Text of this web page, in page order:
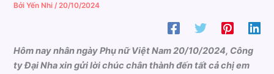
BởiYến Nhi /20/10/2024
Hôm nay nhân ngày Phụ nữ Việt Nam 20/10/2024, Công
ty Đại Nha xin gửi lời chúc chân thành đến tất cả chị em